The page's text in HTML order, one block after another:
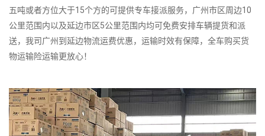
五吨或者方位大于15个方的可提供专车接派服务，广州市区周边10
公里范围内以及延边市区5公里范围内均可免费安排车辆提货和派
送，我司广州到延边物流运费优惠，运输时效有保障，全车购买货
物运输险运输更放心！